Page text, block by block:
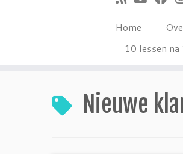
Home
10 lessen
Nieuwe